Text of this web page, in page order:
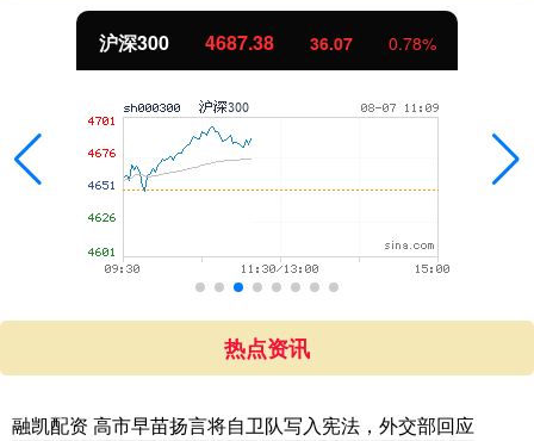
北证50 1122.85 -0.03 -0.00%
热点资讯
融凯配资 高市早苗扬言将自卫队写入宪法，外交部回应